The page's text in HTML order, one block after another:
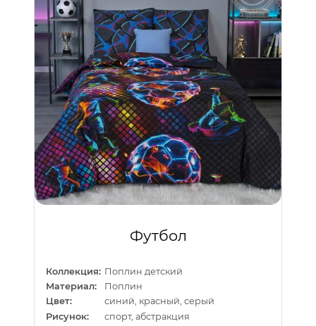
Футбол
Коллекция: Поплин детский
Материал:
Поплин
Цвет:
синий, красный, серый
Рисунок:
спорт, абстракция